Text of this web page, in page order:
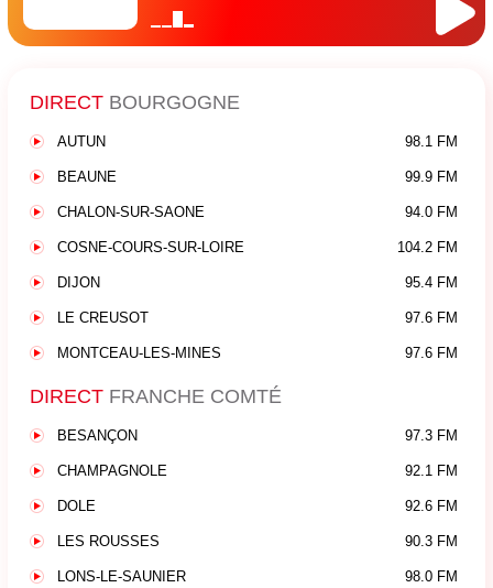
DIRECT BOURGOGNE
AUTUN 98.1 FM
BEAUNE 99.9 FM
CHALON-SUR-SAONE 94.0 FM
COSNE-COURS-SUR-LOIRE 104.2 FM
DIJON 95.4 FM
LE CREUSOT 97.6 FM
MONTCEAU-LES-MINES 97.6 FM
DIRECT FRANCHE COMTÉ
BESANÇON 97.3 FM
CHAMPAGNOLE 92.1 FM
DOLE 92.6 FM
LES ROUSSES 90.3 FM
LONS-LE-SAUNIER 98.0 FM